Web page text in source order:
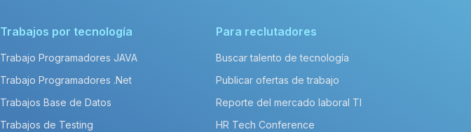
Trabajos por tecnología
Trabajo Programadores JAVA
Trabajo Programadores .Net
Trabajos Base de Datos
Trabajos de Testing
Para reclutadores
Buscar talento de tecnología
Publicar ofertas de trabajo
Reporte del mercado laboral TI
HR Tech Conference